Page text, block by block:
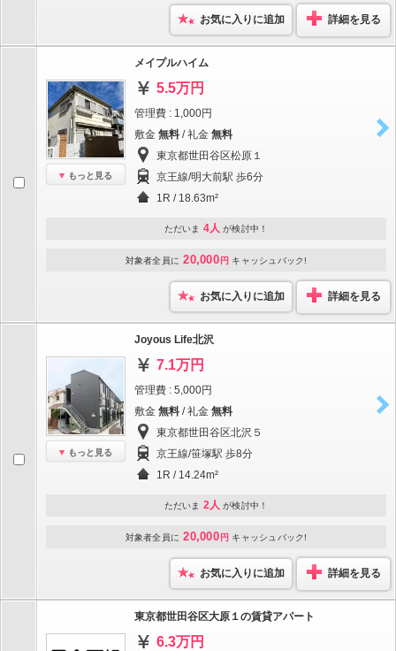
お気に入りに追加 詳細を見る
もっと見る
メイプルハイム
5.5万円
管理費 : 1,000円
敷金 無料 / 礼金 無料
東京都世田谷区松原１
京王線/明大前駅 歩6分
1R / 18.63m²
ただいま 4人 が検討中！
対象者全員に 20,000 円 キャッシュバック!
お気に入りに追加 詳細を見る
もっと見る
Joyous Life北沢
7.1万円
管理費 : 5,000円
敷金 無料 / 礼金 無料
東京都世田谷区北沢５
京王線/笹塚駅 歩8分
1R / 14.24m²
ただいま 2人 が検討中！
対象者全員に 20,000 円 キャッシュバック!
お気に入りに追加 詳細を見る
東京都世田谷区大原１の賃貸アパート
6.3万円